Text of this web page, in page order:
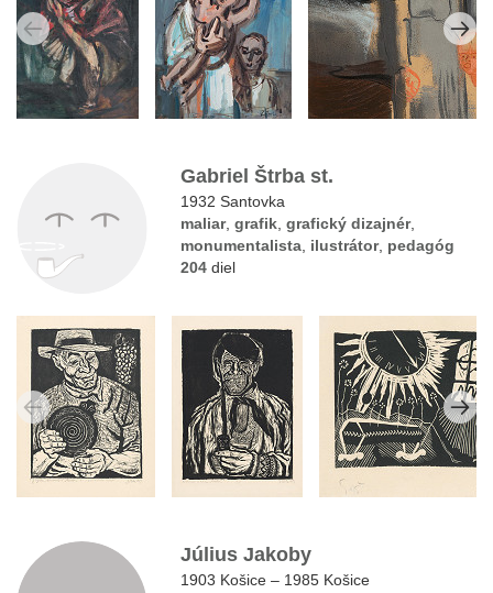
Gabriel Štrba st.
1932 Santovka
maliar,grafik,grafický dizajnér,
monumentalista, ilustrátor, pedagóg
204 diel
Július Jakoby
1903 Košice – 1985 Košice